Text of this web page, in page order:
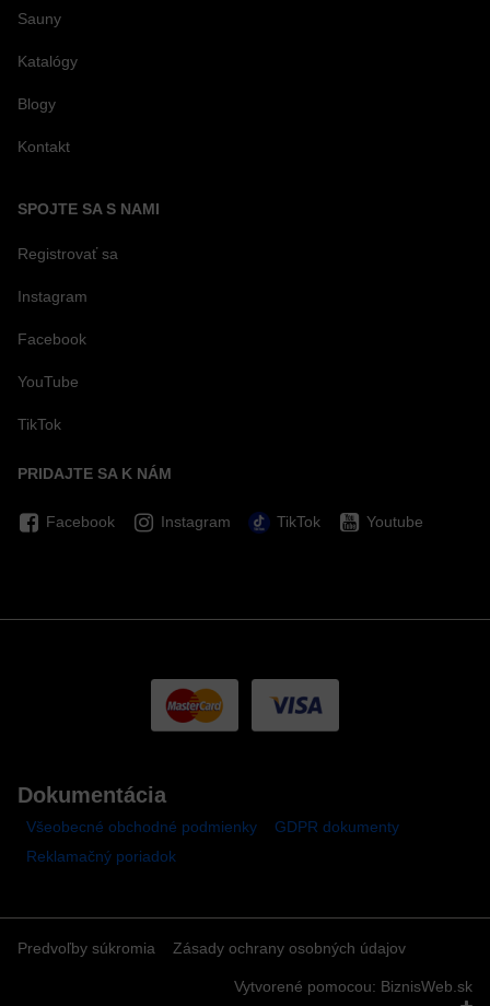
Sauny
Katalógy
Blogy
Kontakt
SPOJTE SA S NAMI
Registrovať sa
Instagram
Facebook
YouTube
TikTok
PRIDAJTE SA K NÁM
Facebook Instagram TikTok Youtube
Dokumentácia
Všeobecné obchodné podmienky
GDPR dokumenty
Reklamačný poriadok
Predvoľby súkromia Zásady ochrany osobných údajov
Vytvorené pomocou: BiznisWeb.sk